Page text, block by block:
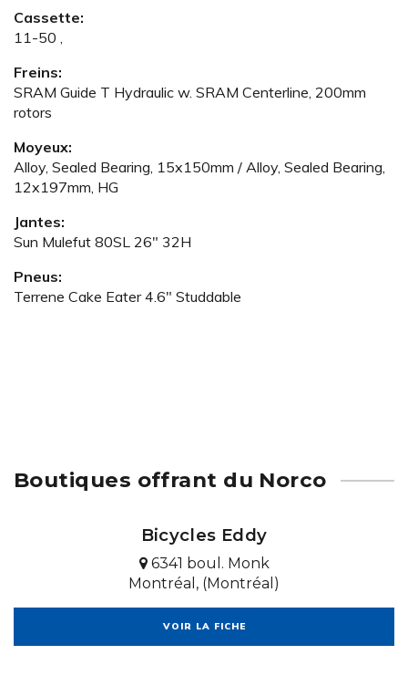
Cassette:
11-50 ,
Freins:
SRAM Guide T Hydraulic w. SRAM Centerline, 200mm
rotors
Moyeux:
Alloy, Sealed Bearing, 15x150mm / Alloy, Sealed Bearing,
12x197mm, HG
Jantes:
Sun Mulefut 80SL 26" 32H
Pneus:
Terrene Cake Eater 4.6" Studdable
Boutiques offrant du Norco
Bicycles Eddy
6341 boul. Monk
Montréal, (Montréal)
VOIR LA FICHE